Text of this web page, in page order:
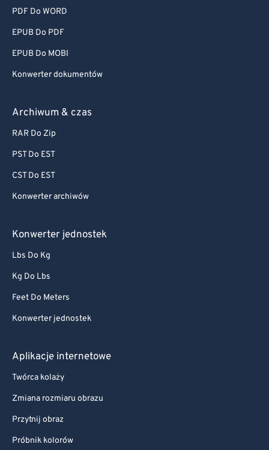
PDF Do WORD
EPUB Do PDF
EPUB Do MOBI
Konwerter dokumentów
Archiwum & czas
RAR Do Zip
PST Do EST
CST Do EST
Konwerter archiwów
Konwerter jednostek
Lbs Do Kg
Kg Do Lbs
Feet Do Meters
Konwerter jednostek
Aplikacje internetowe
Twórca kolaży
Zmiana rozmiaru obrazu
Przytnij obraz
Próbnik kolorów